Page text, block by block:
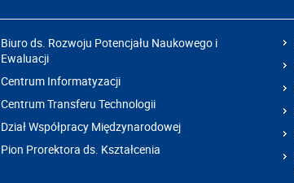
Biuro ds. Rozwoju Potencjału Naukowego i
Ewaluacji
Centrum Informatyzacji
Centrum Transferu Technologii
Dział Współpracy Międzynarodowej
Pion Prorektora ds. Kształcenia